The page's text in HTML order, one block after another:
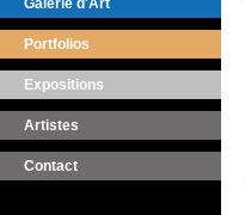
Galerie d'Art
Portfolios
Expositions
Artistes
Contact